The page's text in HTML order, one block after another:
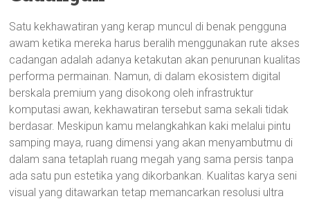
Satu kekhawatiran yang kerap muncul di benak pengguna
awam ketika mereka harus beralih menggunakan rute akses
cadangan adalah adanya ketakutan akan penurunan kualitas
performa permainan. Namun, di dalam ekosistem digital
berskala premium yang disokong oleh infrastruktur
komputasi awan, kekhawatiran tersebut sama sekali tidak
berdasar. Meskipun kamu melangkahkan kaki melalui pintu
samping maya, ruang dimensi yang akan menyambutmu di
dalam sana tetaplah ruang megah yang sama persis tanpa
ada satu pun estetika yang dikorbankan. Kualitas karya seni
visual yang ditawarkan tetap memancarkan resolusi ultra